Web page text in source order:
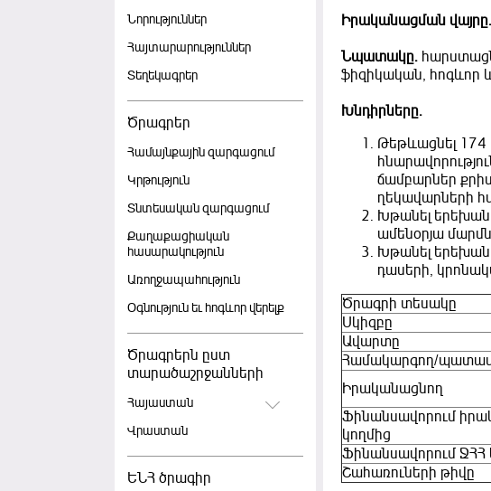
Նորություններ
Հայտարարություններ
Տեղեկագրեր
Ծրագրեր
Համայնքային զարգացում
Կրթություն
Տնտեսական զարգացում
Քաղաքացիական
հասարակություն
Առողջապահություն
Օգնություն եւ հոգևոր վերելք
Ծրագրերն ըստ
տարածաշրջանների
Հայաստան
Վրաստան
ԵՆՀ ծրագիր
Իրականացման վայրը.
Նպատակը.
ֆիզիկական, հոգևոր
Խնդիրները.
Թեթևացնել
ճամբարներ
ղեկավարների
Խթանել
ամենօրյա
Խթանել
դասերի,
Ծրագրի տեսակը
Սկիզբը
Ավարտը
Համակարգող/
Իրականացնող
Ֆինանսավորում
կողմից
Ֆինանսավորում ՋՀՀ
Շահառուների թիվը